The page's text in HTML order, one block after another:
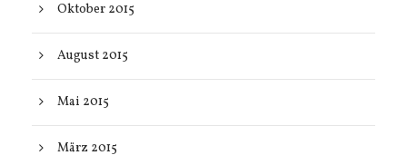
Oktober 2015
August 2015
Mai 2015
März 2015